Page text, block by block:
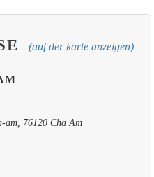
(auf der karte anzeigen)
am, 76120 Cha Am